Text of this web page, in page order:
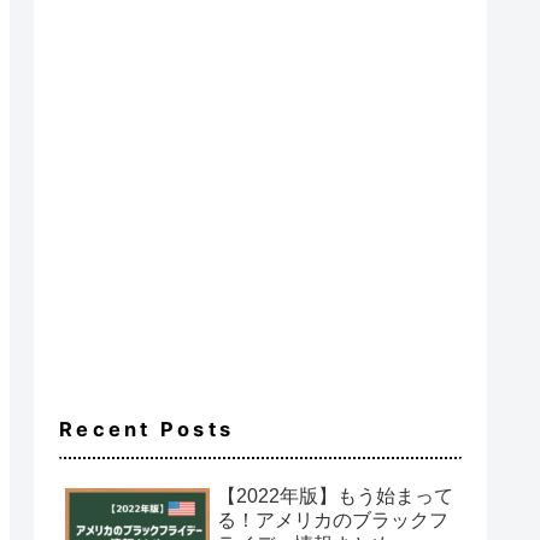
Recent Posts
【2022年版】もう始まって
る！アメリカのブラックフ